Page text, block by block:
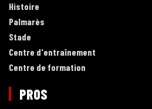
Histoire
Palmarès
Stade
Centre d'entraînement
Centre de formation
PROS